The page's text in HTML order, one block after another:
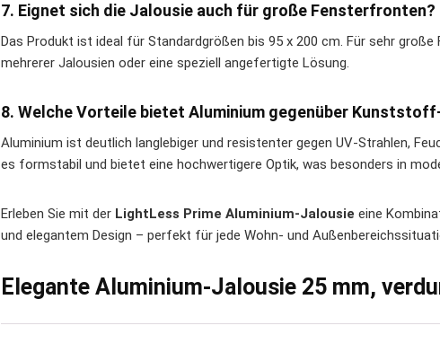
7. Eignet sich die Jalousie auch für große Fensterfronten?
Das Produkt ist ideal für Standardgrößen bis 95 x 200 cm. Für sehr
mehrerer Jalousien oder eine speziell angefertigte Lösung.
8. Welche Vorteile bietet Aluminium gegenüber
Aluminium ist deutlich langlebiger und resistenter gegen UV-Strahlen,
es formstabil und bietet eine hochwertigere Optik, was besonders in
Erleben Sie mit der LightLess Prime Aluminium-Jalousie eine
und elegantem Design – perfekt für jede Wohn- und
Elegante Aluminium-Jalousie 25 mm,